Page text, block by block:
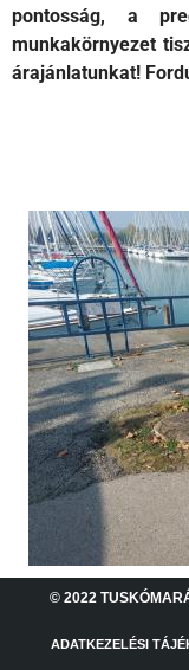
pontosság, a
munkakörnyezet
árajánlatunkat!
© 2022
ADATKEZELÉSI